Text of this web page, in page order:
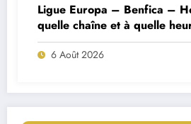
Ligue Europa – Benfica –
quelle chaîne et à quelle
match ?
6 Août 2026